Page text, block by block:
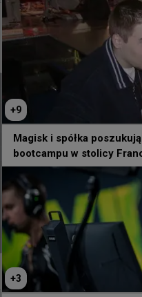
# wojteq 36 minut temu
MANGANESE 0:2
inauguracyjnym
+9
Magisk i spółka
bootcampu w stolicy
+3